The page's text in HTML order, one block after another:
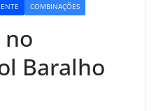
COMBINAÇÕES
no
Baralho